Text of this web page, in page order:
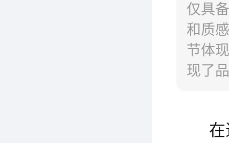
仅具
和质
节体
现了
视觉